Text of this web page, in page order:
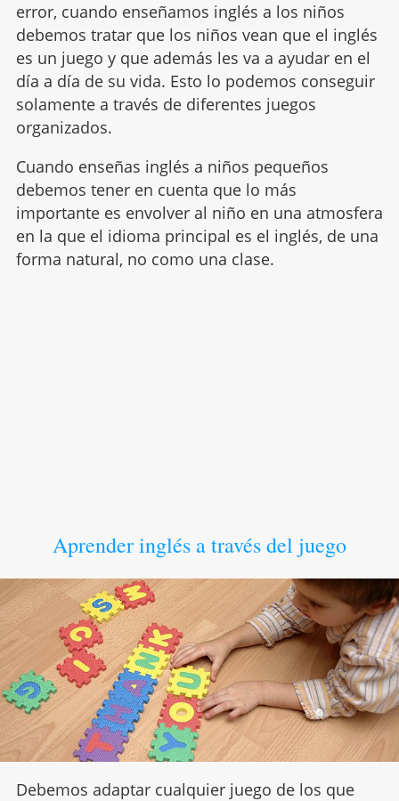
error, cuando enseñamos inglés a los niños
debemos tratar que los niños vean que el inglés
es un juego y que además les va a ayudar en el
día a día de su vida. Esto lo podemos conseguir
solamente a través de diferentes juegos
organizados.
Cuando enseñas inglés a niños pequeños
debemos tener en cuenta que lo más
importante es envolver al niño en una atmosfera
en la que el idioma principal es el inglés, de una
forma natural, no como una clase.
Aprender inglés a través del juego
Debemos adaptar cualquier juego de los que